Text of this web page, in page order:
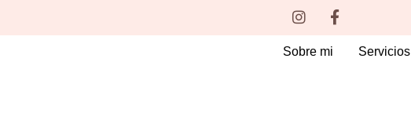
InstagramFacebook-
f
Sobre mi Servicios